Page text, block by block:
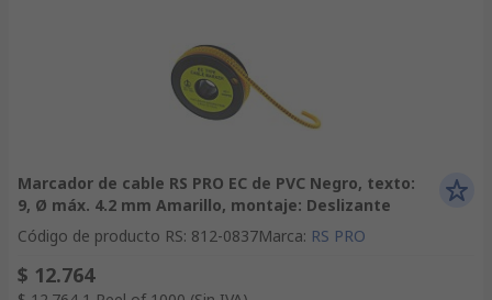
Marcador de cable RS PRO EC de PVC Negro, texto:
9, Ø máx. 4.2 mm Amarillo, montaje: Deslizante
Código de producto RS: 812-0837Marca: RS PRO
$ 12.764